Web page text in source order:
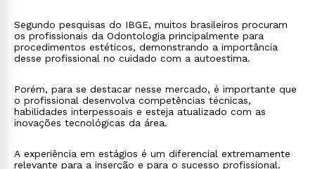
Segundo pesquisas do IBGE, muitos brasileiros procuram
os profissionais da Odontologia principalmente para
procedimentos estéticos, demonstrando a importância
desse profissional no cuidado com a autoestima.
Porém, para se destacar nesse mercado, é importante que
o profissional desenvolva competências técnicas,
habilidades interpessoais e esteja atualizado com as
inovações tecnológicas da área.
A experiência em estágios é um diferencial extremamente
relevante para a inserção e para o sucesso profissional.